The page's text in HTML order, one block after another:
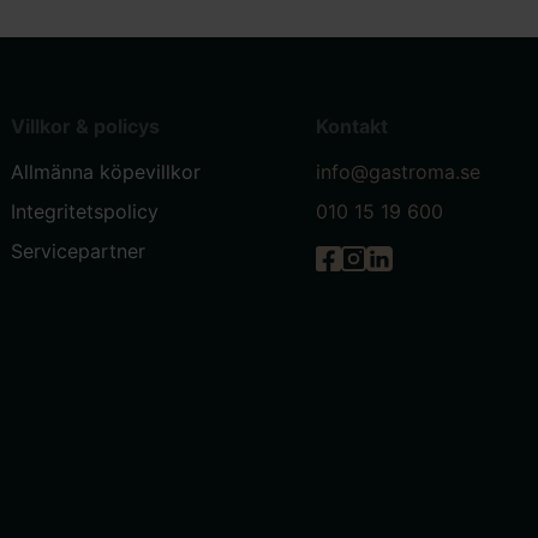
Villkor & policys
Allmänna köpevillkor
Integritetspolicy
Servicepartner
Kontakt
info@gastroma.se
010 15 19 600
Gastróma på Facebook
Gastróma på
Gastróma på